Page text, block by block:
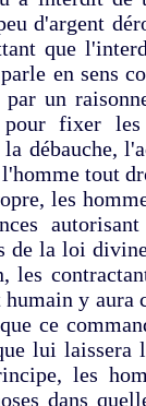
d'argent
que
en sens
par un
pour fixer
débauche,
tout
les
de la loi
les
y aura
ce
lui laissera
les
dans